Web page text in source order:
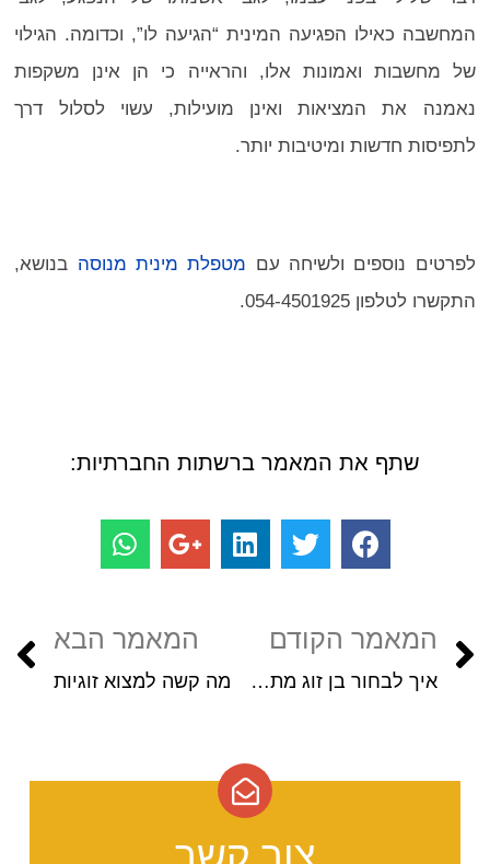
המחשבה כאילו הפגיעה המינית “הגיעה לו”, וכדומה. הגילוי
של מחשבות ואמונות אלו, והראייה כי הן אינן משקפות
נאמנה את המציאות ואינן מועילות, עשוי לסלול דרך
לתפיסות חדשות ומיטיבות יותר.
לפרטים נוספים ולשיחה עם מטפלת מינית מנוסה בנושא,
התקשרו לטלפון 054-4501925.
שתף את המאמר ברשתות החברתיות:
המאמר הקודם
איך לבחור בן זוג מתאים? טיפים לבחירת בן / בת זוג
המאמר הבא
מה קשה למצוא זוגיות